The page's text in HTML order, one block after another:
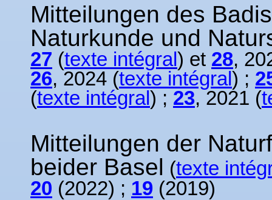
Mitteilungen des
Naturkunde und
27 (texte intégral) et 28,
26, 2024 (texte intégral) ;
(texte intégral) ; 23, 2021 (
Mitteilungen der
beider Basel (texte
20 (2022) ; 19 (2019)